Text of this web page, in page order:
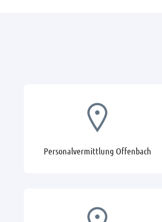
Personalvermittlung Offenbach